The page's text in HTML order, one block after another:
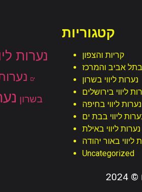
נערות
ים
בשרון
קטגוריות
קריות והצפון
בתל אביב והמרכז
נערות ליווי בשרון
ליווי בירושלים
נערות ליווי בחיפה
ליווי בבת ים
נערות ליווי באילת
ליווי באור יהודה
Uncategorized